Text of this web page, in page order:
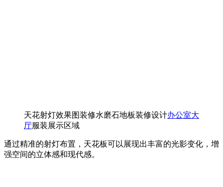
天花射灯效果图装修水磨石地板装修设计办公室大
厅服装展示区域
通过精准的射灯布置，天花板可以展现出丰富的光影变化，增
强空间的立体感和现代感。